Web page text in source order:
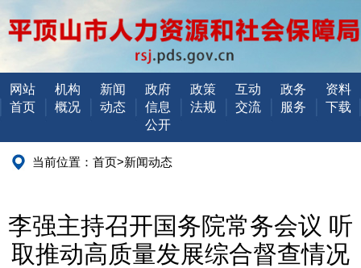
网站
首页
机构
概况
新闻
动态
政府
信息
公开
政策
法规
互动
交流
政务
服务
资料
下载
当前位置： 首页>新闻动态
李强主持召开国务院常务会议 听
取推动高质量发展综合督查情况